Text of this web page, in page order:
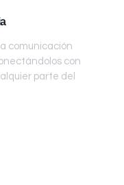
comunicación
con
parte del